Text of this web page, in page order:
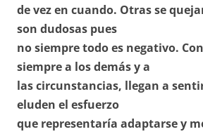
de vez en cuando. Otras se
son dudosas pues
no siempre todo es negativo.
siempre a los demás y a
las circunstancias, llegan a
eluden el esfuerzo
que representaría adaptarse y